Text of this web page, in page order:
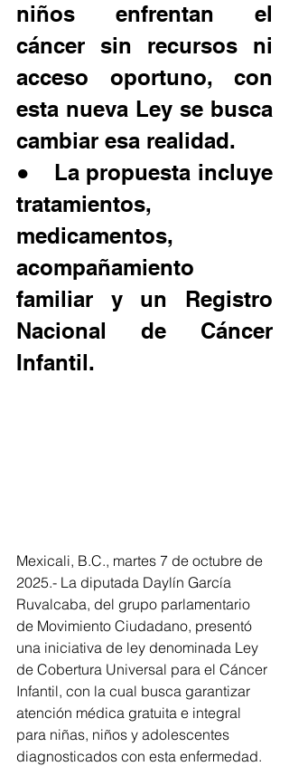
niños enfrentan el
cáncer sin recursos ni
acceso oportuno, con
esta nueva Ley se busca
cambiar esa realidad.
●	La propuesta incluye
tratamientos,
medicamentos,
acompañamiento
familiar y un Registro
Nacional de Cáncer
Infantil.
Mexicali, B.C., martes 7 de octubre de
2025.- La diputada Daylín García
Ruvalcaba, del grupo parlamentario
de Movimiento Ciudadano, presentó
una iniciativa de ley denominada Ley
de Cobertura Universal para el Cáncer
Infantil, con la cual busca garantizar
atención médica gratuita e integral
para niñas, niños y adolescentes
diagnosticados con esta enfermedad.